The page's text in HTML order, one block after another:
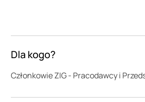
Dla kogo?
Członkowie ZIG - Pracodawcy i